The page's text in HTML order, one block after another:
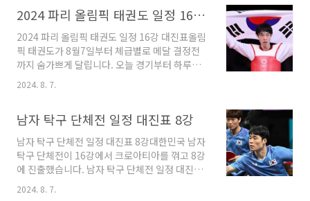
김유진이 종주국의 위상을 높였습니다!! 현재 준
결승이 진행되고 있으며, 이란의 키야니찬데흐
(세계랭킹 2위)가..
자 탁구 준결승 대진표가 완성이 되었습니다. 막
강한 상대와의 대결이지만 남은 두경기 중 단 1승
만 챙겨도 16년만에 메달에 성공합니다. 목차
1. 여자 탁구 단체전 경기방식 2. 여자 탁구 단체
전 4강 대진표 및 메달 경우의수 여자 탁구 단체
전 4강 대진표1. 여자 탁구 단체전 경기방식올림
5경기를 진행하며 먼저 3승을 따내는 팀이 승리
하는 방식입니다.이전 올림픽에서..
2024 파리 올림픽 태권도 일정 16강 대진표
2024 파리 올림픽 태권도 일정 16강 대진표올림
픽 태권도가 8월7일부터 체급별로 메달 결정전
까지 숨가쁘게 달립니다. 오늘 경기부터 하루에
한체급씩 국대 선수들이 출전하는데요. 태권도
일정과 16강 대진표를 알아보겠습니다. 목차
전)2. 여자 57Kg급 16강 대진표 (김유진 선수 출
전)3. 남자 80Kg급 16강 대진표 (서건우 선수 출
전)4. 여자 +67Kg급 16강 대진표 (이다빈 선수
출전) 2024 파리 올림픽 태권도 일정1. 남자
58kg급 16강 대진표 (박태준 선수 출전)8월7일
오후 5시 16강을 시작으로 다음날 새벽 4시30분
2024. 8. 7.
남자 탁구 단체전 일정 대진표 8강
남자 탁구 단체전 일정 대진표 8강대한민국 남자
탁구 단체전이 16강에서 크로아티아를 꺾고 8강
에 진출했습니다. 남자 탁구 단체전 일정 대진표
8강에 대해서 안내해 드리겠습니다. 남자 탁구
단체전 일정1. 남자 탁구 단체전 대진표 현재 8강
2024. 8. 7.